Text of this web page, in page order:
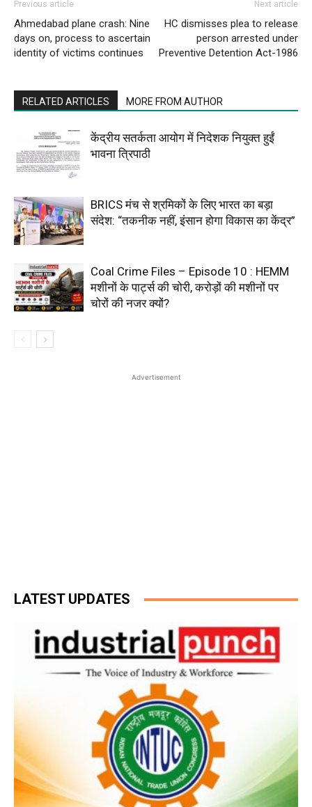
Previous article
Ahmedabad plane crash: Nine
days on, process to ascertain
identity of victims continues
Next article
HC dismisses plea to release
person arrested under
Preventive Detention Act-1986
RELATED ARTICLES MORE FROM AUTHOR
केंद्रीय सतर्कता आयोग में निदेशक नियुक्त हुईं
भावना त्रिपाठी
BRICS मंच से श्रमिकों के लिए भारत का बड़ा
संदेश: “तकनीक नहीं, इंसान होगा विकास का केंद्र”
Coal Crime Files – Episode 10 : HEMM
मशीनों के पार्ट्स की चोरी, करोड़ों की मशीनों पर
चोरों की नजर क्यों?
Advertisement
LATEST UPDATES